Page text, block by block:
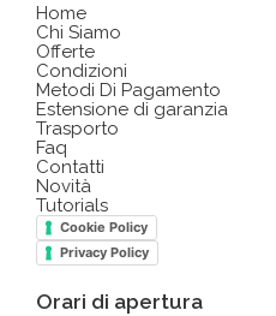
Home
Chi Siamo
Offerte
Condizioni
Metodi Di Pagamento
Estensione di garanzia
Trasporto
Faq
Contatti
Novità
Tutorials
Cookie Policy
Privacy Policy
Orari di apertura